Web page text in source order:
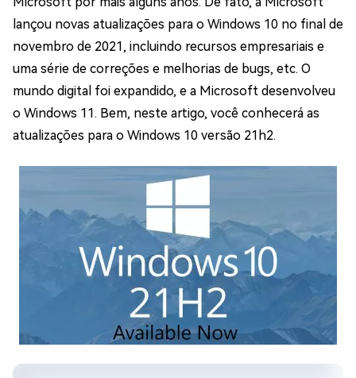
lançou novas atualizações para o Windows 10 no final de
novembro de 2021, incluindo recursos empresariais e
uma série de correções e melhorias de bugs, etc. O
mundo digital foi expandido, e a Microsoft desenvolveu
o Windows 11. Bem, neste artigo, você conhecerá as
atualizações para o Windows 10 versão 21h2.